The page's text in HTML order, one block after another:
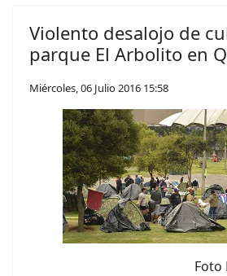
Violento desalojo de
parque El Arbolito en
Miércoles, 06 Julio 2016 15:58
Foto